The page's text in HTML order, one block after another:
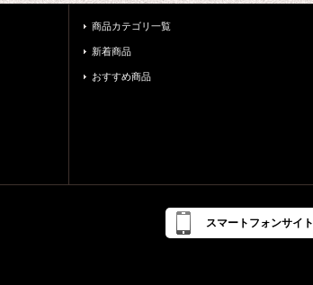
商品カテゴリ一覧
新着商品
おすすめ商品
スマートフォンサイト